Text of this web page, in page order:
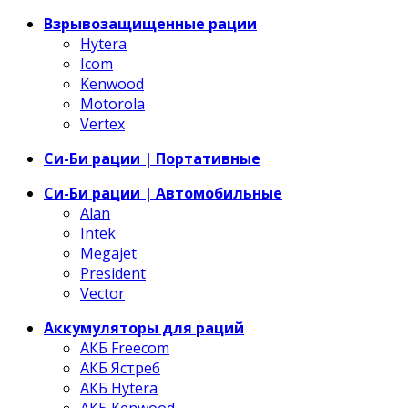
Взрывозащищенные рации
Hytera
Icom
Kenwood
Motorola
Vertex
Си-Би рации | Портативные
Си-Би рации | Автомобильные
Alan
Intek
Megajet
President
Vector
Аккумуляторы для раций
АКБ Freecom
АКБ Ястреб
АКБ Hytera